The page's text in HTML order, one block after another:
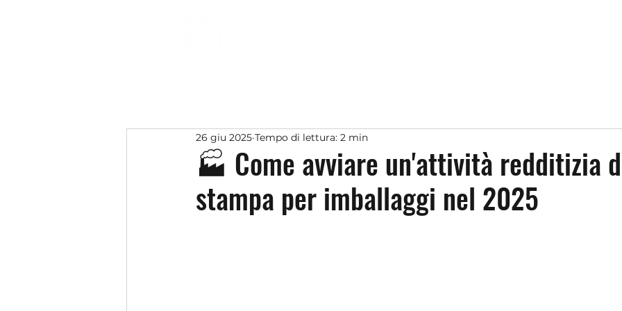
🏭 Come avviare un'attività redditizia
stampa per imballaggi nel 2025
26 giu 2025 Tempo di lettura: 2 min